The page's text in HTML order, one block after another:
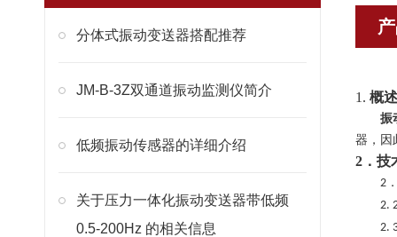
分体式振动变送器搭配推荐
JM-B-3Z双通道振动监测仪简介
低频振动传感器的详细介绍
关于压力一体化振动变送器带低频
0.5-200Hz 的相关信息
1. 概述
振
器，因
2．技
2
2.
2.